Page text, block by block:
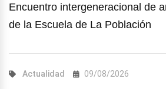
Encuentro intergeneracional de
de la Escuela de La Población
Actualidad 09/08/2026